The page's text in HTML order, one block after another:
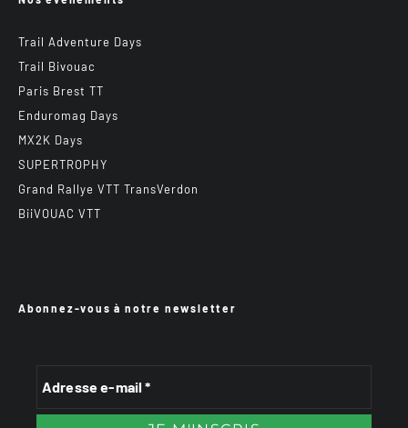
Trail Adventure Days
Trail Bivouac
Paris Brest TT
Enduromag Days
MX2K Days
SUPERTROPHY
Grand Rallye VTT TransVerdon
BiiVOUAC VTT
Abonnez-vous à notre newsletter